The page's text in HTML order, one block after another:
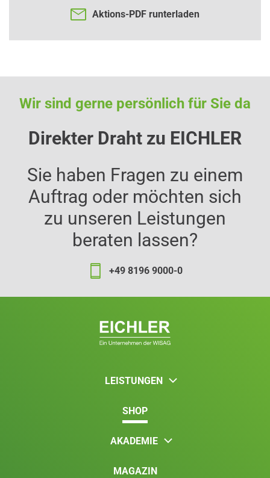
Aktions-PDF runterladen
Wir sind gerne persönlich für Sie da
Direkter Draht zu EICHLER
Sie haben Fragen zu einem
Auftrag oder möchten sich
zu unseren Leistungen
beraten lassen?
+49 8196 9000-0
LEISTUNGEN
SHOP
AKADEMIE
MAGAZIN